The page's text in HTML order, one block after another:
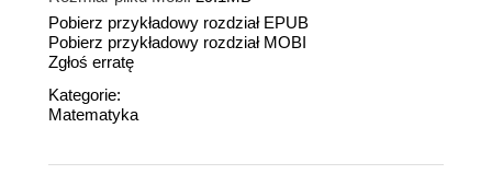
Pobierz przykładowy rozdział EPUB
Pobierz przykładowy rozdział MOBI
Zgłoś erratę
Kategorie:
Matematyka